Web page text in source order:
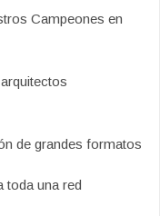
Campeones en
de grandes formatos
toda una red